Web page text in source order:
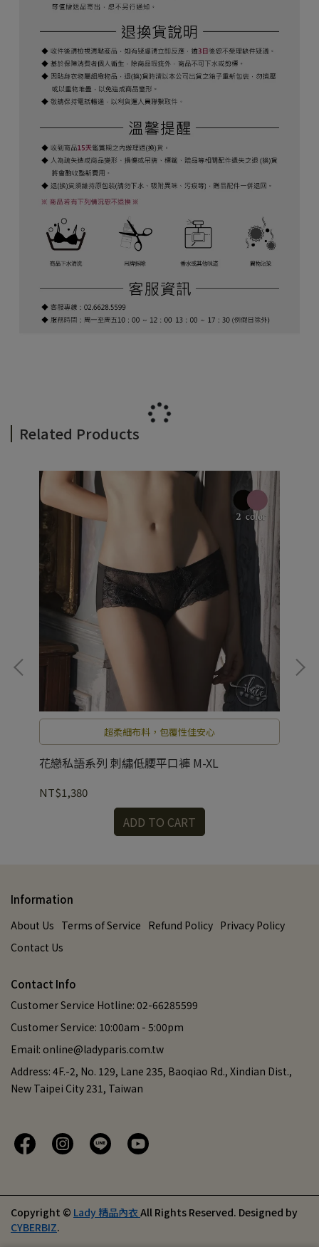
Related Products
超柔細布料，包覆性佳安心
花戀私語系列 刺繡低腰平口褲 M-XL
NT$1,380
ADD TO CART
Information
About Us Terms of Service Refund Policy Privacy Policy
Contact Us
Contact Info
Customer Service Hotline: 02-66285599
Customer Service: 10:00am - 5:00pm
Email: online@ladyparis.com.tw
Address: 4F.-2, No. 129, Lane 235, Baoqiao Rd., Xindian Dist.,
New Taipei City 231, Taiwan
Copyright © Lady 精品內衣All Rights Reserved. Designed by
CYBERBIZ.